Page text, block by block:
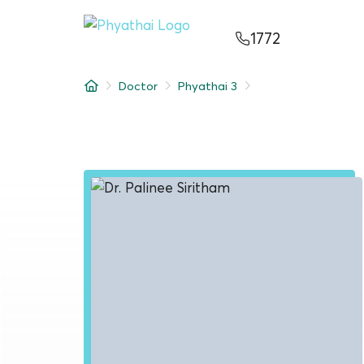
1772
ไทย
Hospital Locations
Doctor Phyathai 3